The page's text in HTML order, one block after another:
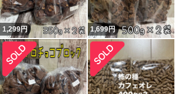
1,299円 1,699円